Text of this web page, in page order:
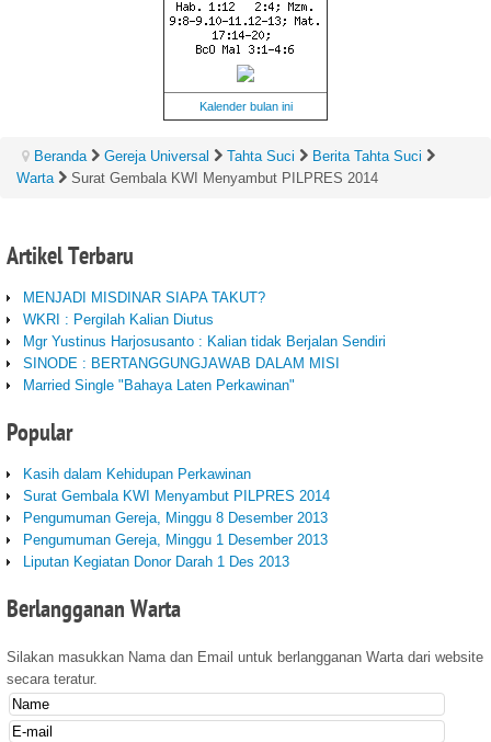
Kalender bulan ini
Beranda Gereja Universal Tahta Suci
Berita Tahta Suci
Warta
Surat Gembala KWI Menyambut PILPRES 2014
ArtikelTerbaru
MENJADI MISDINAR SIAPA TAKUT?
WKRI : Pergilah Kalian Diutus
Mgr Yustinus Harjosusanto : Kalian tidak Berjalan Sendiri
SINODE : BERTANGGUNGJAWAB DALAM MISI
Married Single "Bahaya Laten Perkawinan"
Popular
Kasih dalam Kehidupan Perkawinan
Surat Gembala KWI Menyambut PILPRES 2014
Pengumuman Gereja, Minggu 8 Desember 2013
Pengumuman Gereja, Minggu 1 Desember 2013
Liputan Kegiatan Donor Darah 1 Des 2013
Berlangganan Warta
Silakan masukkan Nama dan Email untuk berlangganan Warta dari website
secara teratur.